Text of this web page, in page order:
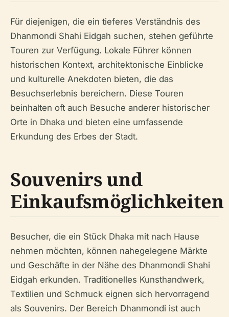
Für diejenigen, die ein tieferes Verständnis des
Dhanmondi Shahi Eidgah suchen, stehen geführte
Touren zur Verfügung. Lokale Führer können
historischen Kontext, architektonische Einblicke
und kulturelle Anekdoten bieten, die das
Besuchserlebnis bereichern. Diese Touren
beinhalten oft auch Besuche anderer historischer
Orte in Dhaka und bieten eine umfassende
Erkundung des Erbes der Stadt.
Souvenirs und
Einkaufsmöglichkeiten
Besucher, die ein Stück Dhaka mit nach Hause
nehmen möchten, können nahegelegene Märkte
und Geschäfte in der Nähe des Dhanmondi Shahi
Eidgah erkunden. Traditionelles Kunsthandwerk,
Textilien und Schmuck eignen sich hervorragend
als Souvenirs. Der Bereich Dhanmondi ist auch